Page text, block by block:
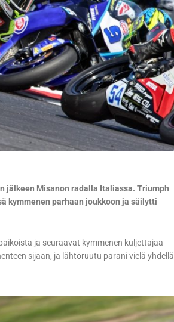
jälkeen Misanon radalla Italiassa. Triumph
kymmenen parhaan joukkoon ja säilytti
ja seuraavat kymmenen kuljettajaa
sijaan, ja lähtöruutu parani vielä yhdellä